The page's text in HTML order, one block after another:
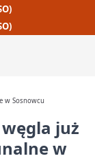
w Sosnowcu
już
w